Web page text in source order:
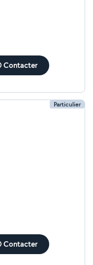
Contacter
Particulier
Contacter